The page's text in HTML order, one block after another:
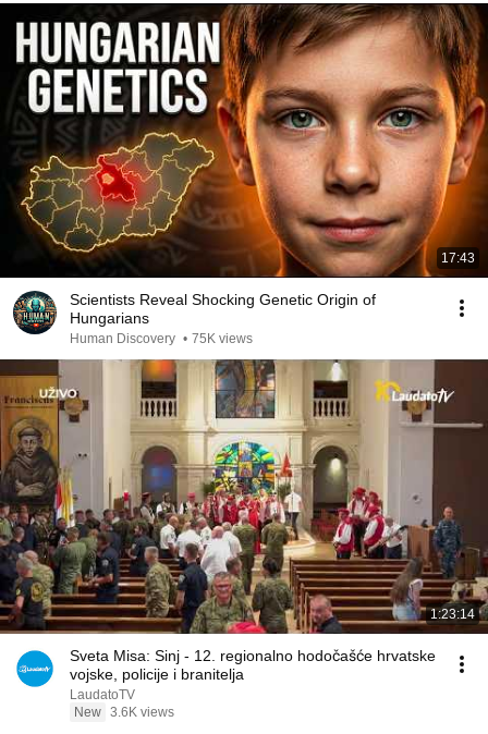
17:43
Scientists Reveal Shocking Genetic Origin of
Hungarians
Human Discovery • 75K views
1:23:14
Sveta Misa: Sinj - 12. regionalno hodočašće hrvatske
vojske, policije i branitelja
LaudatoTV
New 3.6K views